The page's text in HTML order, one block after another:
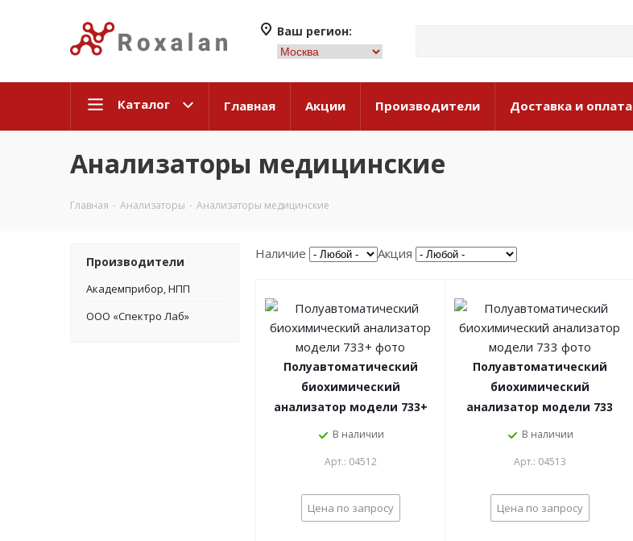
Ваш регион:
Каталог Главная Акции Производители Доставка и оплата
Анализаторы медицинские
Главная - Анализаторы - Анализаторы медицинские
Производители
Академприбор, НПП
ООО «Спектро Лаб»
Наличие Акция
Полуавтоматический
биохимический
анализатор модели 733+
В наличии
Арт.: 04512
Цена по запросу
Полуавтоматический
биохимический
анализатор модели 733
В наличии
Арт.: 04513
Цена по запросу